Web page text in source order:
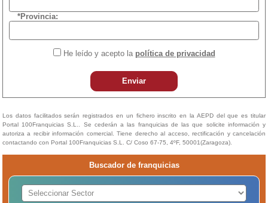
*Provincia:
He leído y acepto la política de privacidad
Enviar
Los datos facilitados serán registrados en un fichero inscrito en la AEPD del que es titular
Portal 100Franquicias S.L.. Se cederán a las franquicias de las que solicite información y
autoriza a recibir información comercial. Tiene derecho al acceso, rectificación y cancelación
contactando con Portal 100Franquicias S.L. C/ Coso 67-75, 4ºF, 50001(Zaragoza).
Buscador de franquicias